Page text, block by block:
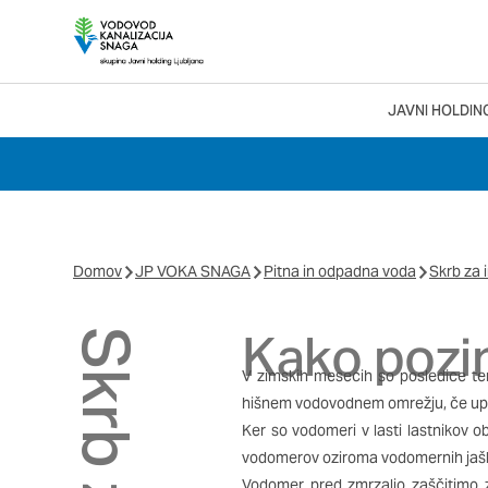
JAVNI
Search Menu
Domov JP VOKA SNAGA Pitna in odpadna voda Skrb za
Kako
V zimskih mesecih so posledice
hišnem vodovodnem omrežju, če
Ker so vodomeri v lasti lastnikov
vodomerov oziroma vodomernih
razkrivajo
tega spletnega
Obvezni piškotki
Ti piškotki so nujni za